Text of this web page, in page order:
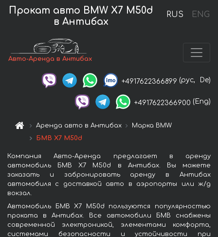
RUS ENG
Прокат авто BMW X7 M50d
в Антибах
Авто-Аренда в Антибах
+4917622366899 (рус, De)
+4917622366900 (Eng)
Аренда авто в Антибах
Марка BMW
БМВ X7 M50d
Компания Авто-Аренда предлагает в аренду
автомобиль БМВ X7 M50d в Антибах. Вы можете
заказать и забронировать аренду в Антибах
автомобиля с доставкой авто в аэропорты или ж/д
вокзал.
Автомобиль БМВ X7 M50d пользуются популярностью
проката в Антибах. Все автомобили БМВ снабжены
современной электроникой, элементами комфорта,
системами безопасности и устойчивости при